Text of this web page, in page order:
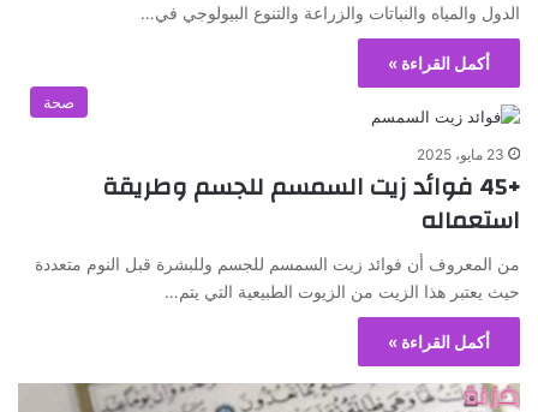
الدول والمياه والنباتات والزراعة والتنوع البيولوجي في…
أكمل القراءة »
صحة
23 مايو، 2025
+45 فوائد زيت السمسم للجسم وطريقة
استعماله
من المعروف أن فوائد زيت السمسم للجسم وللبشرة قبل النوم متعددة
حيث يعتبر هذا الزيت من الزيوت الطبيعية التي يتم…
أكمل القراءة »